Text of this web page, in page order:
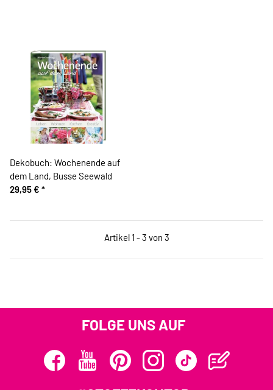
Dekobuch: Wochenende auf
dem Land, Busse Seewald
29,95 € *
Artikel 1 - 3 von 3
FOLGE UNS AUF